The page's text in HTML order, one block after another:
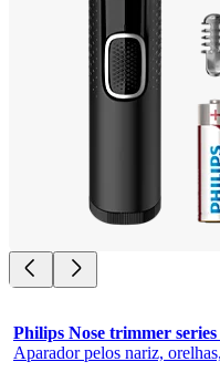
Philips Nose trimmer series
Aparador pelos nariz,